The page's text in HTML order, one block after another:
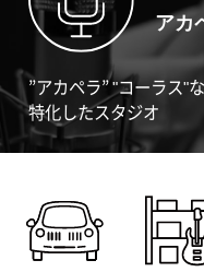
アカ
”アカペラ” "コーラス"
特化したスタジオ